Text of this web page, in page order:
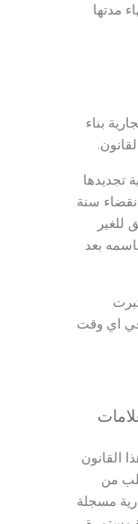
مدتها
بناء
تجديدها
سنة
للغير
بعد
اي وقت
المادة 25 من هذا القانون
من
مسجلة